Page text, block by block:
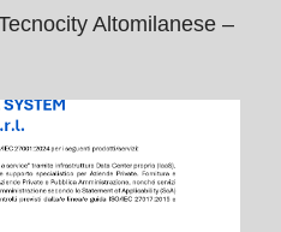
Altomilanese –